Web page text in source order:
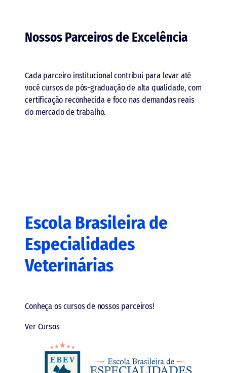
Nossos Parceiros de Excelência
Cada parceiro institucional contribui para levar até
você cursos de pós-graduação de alta qualidade, com
certificação reconhecida e foco nas demandas reais
do mercado de trabalho.
Escola Brasileira de
Especialidades
Veterinárias
Conheça os cursos de nossos parceiros!
Ver Cursos